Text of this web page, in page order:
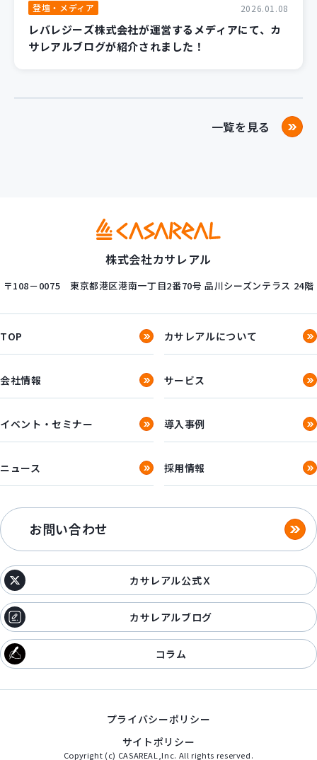
登壇・メディア 2026.01.08
レバレジーズ株式会社が運営するメディアにて、カ
サレアルブログが紹介されました！
一覧を見る
株式会社カサレアル
〒108－0075 東京都港区港南一丁目2番70号 品川シーズンテラス 24階
TOP カサレアルについて
会社情報 サービス
イベント・セミナー 導入事例
ニュース 採用情報
お問い合わせ
カサレアル公式Ｘ
カサレアルブログ
コラム
プライバシーポリシー
サイトポリシー
Copyright (c) CASAREAL,Inc. All rights reserved.